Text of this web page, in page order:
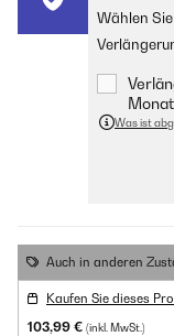
Wählen
Was ist
Auch in anderen
Kaufen Sie dieses
103,99 € (inkl. MwSt.)